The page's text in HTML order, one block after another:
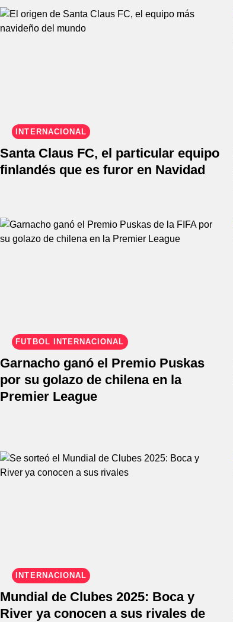
INTERNACIONAL
Santa Claus FC, el particular equipo
finlandés que es furor en Navidad
FÚTBOL INTERNACIONAL
Garnacho ganó el Premio Puskas
por su golazo de chilena en la
Premier League
INTERNACIONAL
Mundial de Clubes 2025: Boca y
River ya conocen a sus rivales de